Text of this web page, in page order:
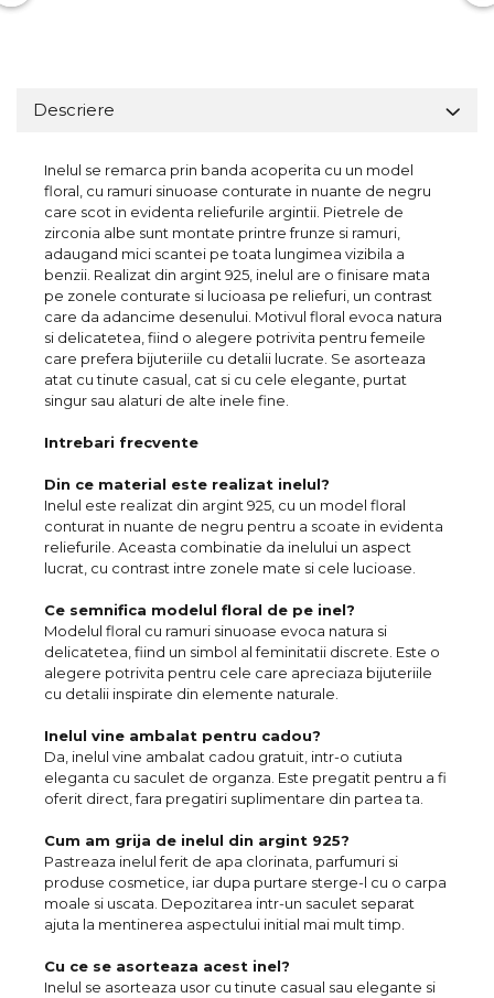
Descriere
Inelul se remarca prin banda acoperita cu un model
floral, cu ramuri sinuoase conturate in nuante de negru
care scot in evidenta reliefurile argintii. Pietrele de
zirconia albe sunt montate printre frunze si ramuri,
adaugand mici scantei pe toata lungimea vizibila a
benzii. Realizat din argint 925, inelul are o finisare mata
pe zonele conturate si lucioasa pe reliefuri, un contrast
care da adancime desenului. Motivul floral evoca natura
si delicatetea, fiind o alegere potrivita pentru femeile
care prefera bijuteriile cu detalii lucrate. Se asorteaza
atat cu tinute casual, cat si cu cele elegante, purtat
singur sau alaturi de alte inele fine.
Intrebari frecvente
Din ce material este realizat inelul?
Inelul este realizat din argint 925, cu un model floral
conturat in nuante de negru pentru a scoate in evidenta
reliefurile. Aceasta combinatie da inelului un aspect
lucrat, cu contrast intre zonele mate si cele lucioase.
Ce semnifica modelul floral de pe inel?
Modelul floral cu ramuri sinuoase evoca natura si
delicatetea, fiind un simbol al feminitatii discrete. Este o
alegere potrivita pentru cele care apreciaza bijuteriile
cu detalii inspirate din elemente naturale.
Inelul vine ambalat pentru cadou?
Da, inelul vine ambalat cadou gratuit, intr-o cutiuta
eleganta cu saculet de organza. Este pregatit pentru a fi
oferit direct, fara pregatiri suplimentare din partea ta.
Cum am grija de inelul din argint 925?
Pastreaza inelul ferit de apa clorinata, parfumuri si
produse cosmetice, iar dupa purtare sterge-l cu o carpa
moale si uscata. Depozitarea intr-un saculet separat
ajuta la mentinerea aspectului initial mai mult timp.
Cu ce se asorteaza acest inel?
Inelul se asorteaza usor cu tinute casual sau elegante si